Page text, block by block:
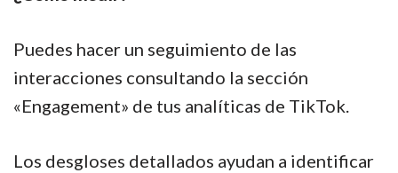
Puedes hacer un seguimiento de las
interacciones consultando la sección
«Engagement» de tus analíticas de TikTok.
Los desgloses detallados ayudan a identificar